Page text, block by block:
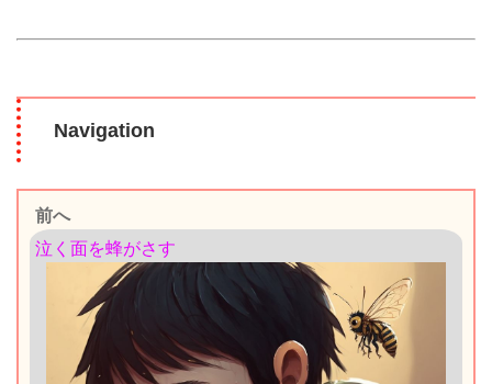
Navigation
前へ
泣く面を蜂がさす